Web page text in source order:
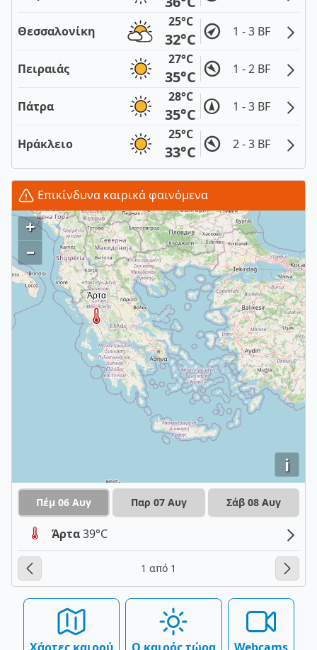
Θεσσαλονίκη
25°C
32°C 1 - 3 BF
Πειραιάς
27°C
35°C 1 - 2 BF
Πάτρα
28°C
35°C 1 - 3 BF
Ηράκλειο
25°C
33°C 2 - 3 BF
Επικίνδυνα καιρικά φαινόμενα
i
+
–
Πέμ 06 Αυγ Παρ 07 Αυγ Σάβ 08 Αυγ
Άρτα39°C
1 από 1